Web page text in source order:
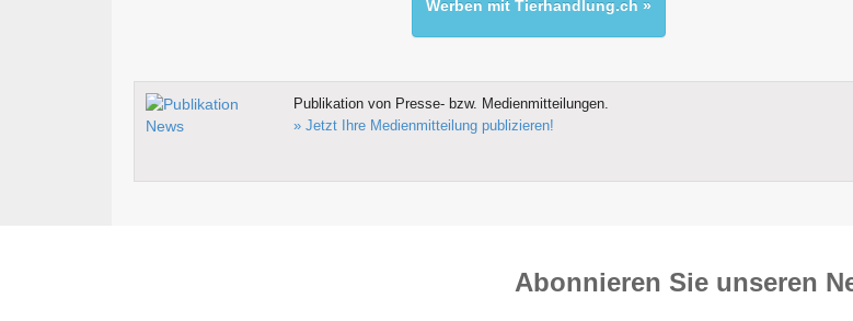
Werben mit Tierhandlung.ch »
Publikation von Presse- bzw. Medienmitteilungen.
» Jetzt Ihre Medienmitteilung publizieren!
Abonnieren Sie unseren